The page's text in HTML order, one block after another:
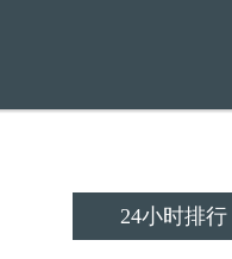
24小时排行